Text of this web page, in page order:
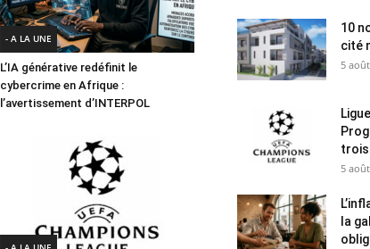
- A LA UNE
L’IA générative redéfinit le
cybercrime en Afrique :
l’avertissement d’INTERPOL
10
cité
5
5
la